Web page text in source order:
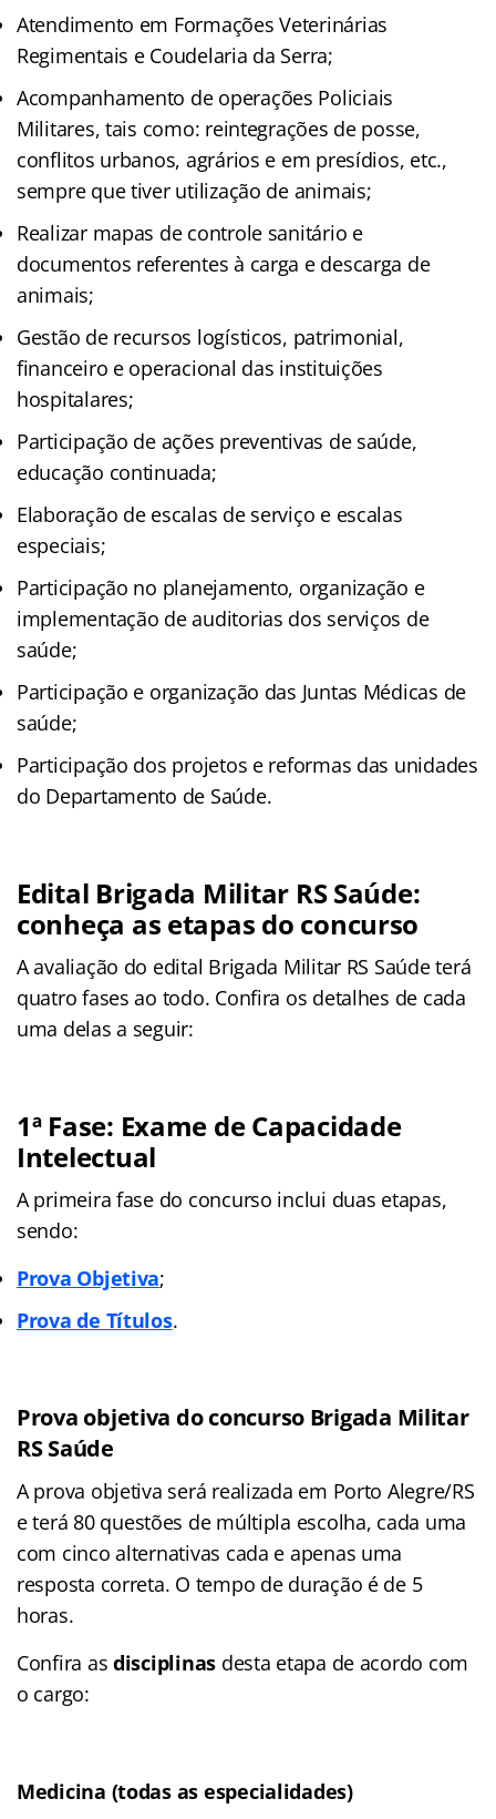
Atendimento em Formações Veterinárias
Regimentais e Coudelaria da Serra;
Acompanhamento de operações Policiais
Militares, tais como: reintegrações de posse,
conflitos urbanos, agrários e em presídios, etc.,
sempre que tiver utilização de animais;
Realizar mapas de controle sanitário e
documentos referentes à carga e descarga de
animais;
Gestão de recursos logísticos, patrimonial,
financeiro e operacional das instituições
hospitalares;
Participação de ações preventivas de saúde,
educação continuada;
Elaboração de escalas de serviço e escalas
especiais;
Participação no planejamento, organização e
implementação de auditorias dos serviços de
saúde;
Participação e organização das Juntas Médicas de
saúde;
Participação dos projetos e reformas das unidades
do Departamento de Saúde.
Edital Brigada Militar RS Saúde:
conheça as etapas do concurso
A avaliação do edital Brigada Militar RS Saúde terá
quatro fases ao todo. Confira os detalhes de cada
uma delas a seguir:
1ª Fase: Exame de Capacidade
Intelectual
A primeira fase do concurso inclui duas etapas,
sendo:
Prova Objetiva;
Prova de Títulos.
Prova objetiva do concurso Brigada Militar
RS Saúde
A prova objetiva será realizada em Porto Alegre/RS
e terá 80 questões de múltipla escolha, cada uma
com cinco alternativas cada e apenas uma
resposta correta. O tempo de duração é de 5
horas.
Confira asdisciplinas desta etapa de acordo com
o cargo:
Medicina (todas as especialidades)